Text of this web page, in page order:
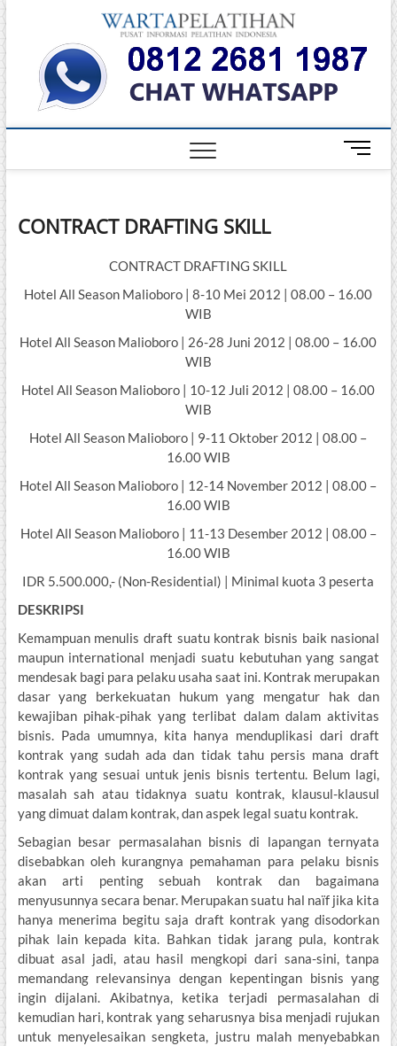
Skip
to
content
Warta
PELATIHAN
DAN
TERBAIK DI
M
e
o
CONTRACT DRAFTING SKILL
CONTRACT DRAFTING SKILL
Hotel All Season Malioboro | 8-10 Mei 2012 | 08.00 – 16.00
WIB
Hotel All Season Malioboro | 26-28 Juni 2012 | 08.00 – 16.00
WIB
Hotel All Season Malioboro | 10-12 Juli 2012 | 08.00 – 16.00
WIB
Hotel All Season Malioboro | 9-11 Oktober 2012 | 08.00 –
16.00 WIB
Hotel All Season Malioboro | 12-14 November 2012 | 08.00 –
16.00 WIB
Hotel All Season Malioboro | 11-13 Desember 2012 | 08.00 –
16.00 WIB
IDR 5.500.000,- (Non-Residential) | Minimal kuota 3 peserta
DESKRIPSI
Kemampuan menulis draft suatu kontrak bisnis baik nasional
maupun international menjadi suatu kebutuhan yang sangat
mendesak bagi para pelaku usaha saat ini. Kontrak merupakan
dasar yang berkekuatan hukum yang mengatur hak dan
kewajiban pihak-pihak yang terlibat dalam dalam aktivitas
bisnis. Pada umumnya, kita hanya menduplikasi dari draft
kontrak yang sudah ada dan tidak tahu persis mana draft
kontrak yang sesuai untuk jenis bisnis tertentu. Belum lagi,
masalah sah atau tidaknya suatu kontrak, klausul-klausul
yang dimuat dalam kontrak, dan aspek legal suatu kontrak.
Sebagian besar permasalahan bisnis di lapangan ternyata
disebabkan oleh kurangnya pemahaman para pelaku bisnis
akan arti penting sebuah kontrak dan bagaimana
menyusunnya secara benar. Merupakan suatu hal naïf jika kita
hanya menerima begitu saja draft kontrak yang disodorkan
pihak lain kepada kita. Bahkan tidak jarang pula, kontrak
dibuat asal jadi, atau hasil mengkopi dari sana-sini, tanpa
memandang relevansinya dengan kepentingan bisnis yang
ingin dijalani. Akibatnya, ketika terjadi permasalahan di
kemudian hari, kontrak yang seharusnya bisa menjadi rujukan
untuk menyelesaikan sengketa, justru malah menyebabkan